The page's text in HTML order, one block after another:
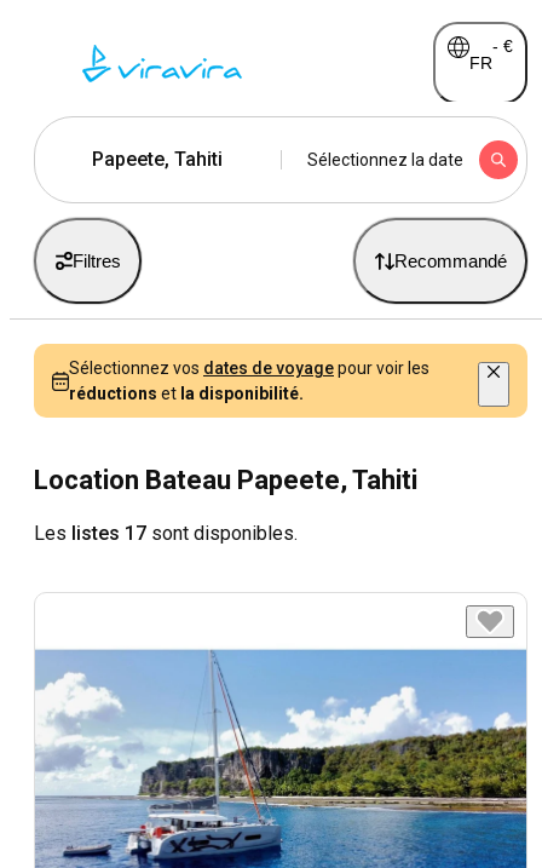
FR
- €
Papeete, Tahiti Sélectionnez la date
Filtres Recommandé
Sélectionnez vos dates de voyagepour voir les
réductions et la disponibilité.
Location Bateau Papeete, Tahiti
Les listes 17 sont disponibles.